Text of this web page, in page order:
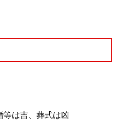
等は吉、葬式は凶